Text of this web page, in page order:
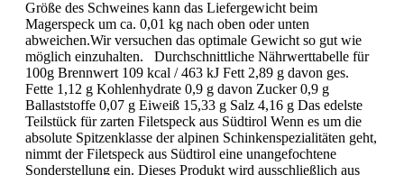
Größe des Schweines kann das Liefergewicht beim
Magerspeck um ca. 0,01 kg nach oben oder unten
abweichen.Wir versuchen das optimale Gewicht so gut wie
möglich einzuhalten. Durchschnittliche Nährwerttabelle für
100g Brennwert 109 kcal / 463 kJ Fett 2,89 g davon ges.
Fette 1,12 g Kohlenhydrate 0,9 g davon Zucker 0,9 g
Ballaststoffe 0,07 g Eiweiß 15,33 g Salz 4,16 g Das edelste
Teilstück für zarten Filetspeck aus Südtirol Wenn es um die
absolute Spitzenklasse der alpinen Schinkenspezialitäten geht,
nimmt der Filetspeck aus Südtirol eine unangefochtene
Sonderstellung ein. Dieses Produkt wird ausschließlich aus